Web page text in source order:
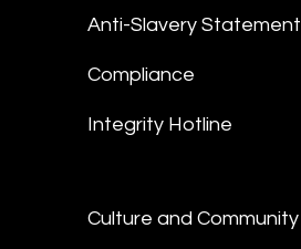
Anti-Slavery Statement
Compliance
Integrity Hotline
Culture and Community